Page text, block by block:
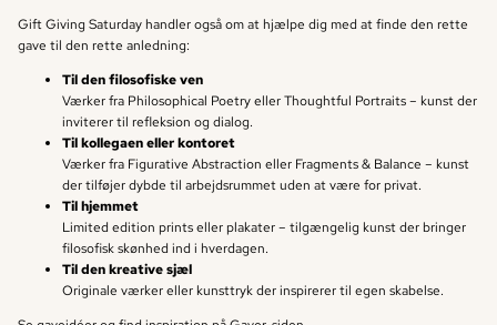
Gift Giving Saturday handler også om at hjælpe dig med at finde den rette
gave til den rette anledning:
Til den filosofiske ven
Værkerfra Philosophical PoetryellerThoughtful Portraits– kunst der
inviterer til refleksion og dialog.
Til kollegaen eller kontoret
Værker fra Figurative Abstraction eller Fragments & Balance – kunst
der tilføjer dybde til arbejdsrummet uden at være for privat.
Til hjemmet
Limited edition prints eller plakater – tilgængelig kunst der bringer
filosofisk skønhed ind i hverdagen.
Til den kreative sjæl
Originale værker eller kunsttryk der inspirerer til egen skabelse.